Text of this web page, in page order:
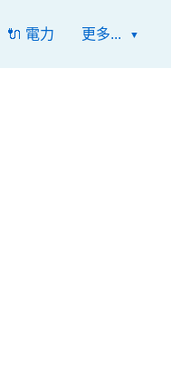
🔌 電力 更多...